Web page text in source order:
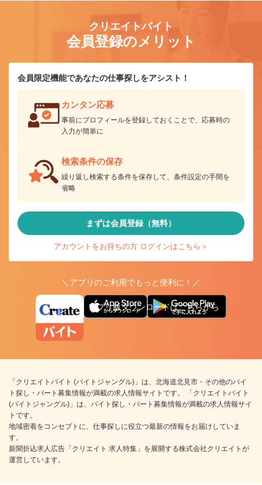
クリエイトバイト
会員登録のメリット
会員限定機能であなたの仕事探しをアシスト！
カンタン応募
事前にプロフィールを登録しておくことで、応募時の
入力が簡単に
検索条件の保存
繰り返し検索する条件を保存して、条件設定の手間を
省略
まずは会員登録（無料）
アカウントをお持ちの方 ログインはこちら＞
＼アプリのご利用でもっと便利に！／
アプリ版ダウンロードはこちらから
「クリエイトバイト (バイトジャングル)」は、北海道北見市・その他のバイ
ト探し・パート募集情報が満載の求人情報サイトです。 「クリエイトバイト
(バイトジャングル)」は、バイト探し・パート募集情報が満載の求人情報サイ
トです。
地域密着をコンセプトに、仕事探しに役立つ最新の情報をお届けしていま
す。
新聞折込求人広告「クリエイト 求人特集」を展開する株式会社クリエイトが
運営しています。